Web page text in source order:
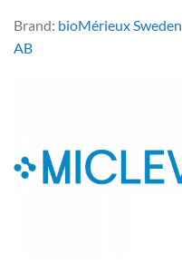
Brand: bioMérieux Sweden
AB